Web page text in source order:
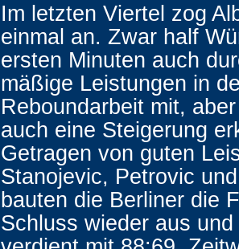
Im letzten Viertel zog
einmal an. Zwar half
ersten Minuten auch
mäßige Leistungen in
Reboundarbeit mit,
auch eine Steigerung
Getragen von guten
Stanojevic, Petrovic
bauten die Berliner die
Schluss wieder aus